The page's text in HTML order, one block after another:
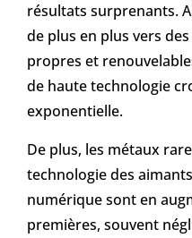
résultats surprenants.
de plus en plus vers
propres et
de haute technologie
exponentielle.
De plus, les métaux
technologie des
numérique sont en
premières, souvent